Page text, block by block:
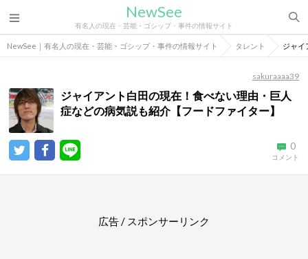
NewSee
有名人の現在・芸能・ゴシップ・事件の情報サイト
NewSee｜有名人の現在・芸能・ゴシップ・事件の情報サイト タレント ジャイ
sakuraaaa39
ジャイアント白田の現在！食べない理由・巨人
症などの病気説も紹介【フードファイター】
0
コメント
広告 / スポンサーリンク